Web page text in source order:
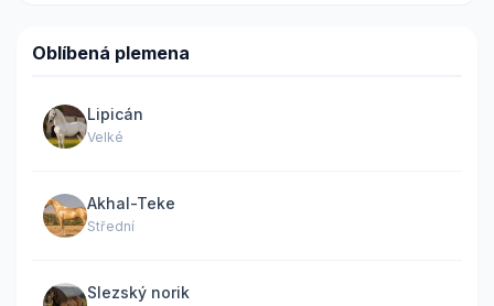
Oblíbená plemena
Lipicán
Velké
Akhal-Teke
Střední
Slezský norik